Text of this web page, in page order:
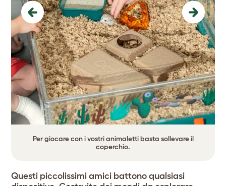
Per giocare con i vostri animaletti basta sollevare il
coperchio.
Previous Next
Questi piccolissimi amici battono qualsiasi